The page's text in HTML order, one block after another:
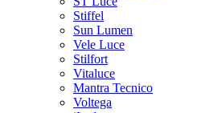
Stiffel
Sun Lumen
Vele Luce
Stilfort
Vitaluce
Mantra Tecnico
Voltega